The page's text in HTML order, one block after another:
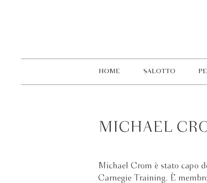
HOME SALOTTO
MICHAEL
Michael Crom è stato capo
Carnegie Training. È